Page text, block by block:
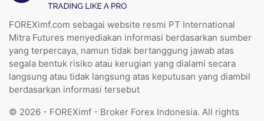
FOREXimf.com sebagai website resmi PT International
Mitra Futures menyediakan informasi berdasarkan sumber
yang terpercaya, namun tidak bertanggung jawab atas
segala bentuk risiko atau kerugian yang dialami secara
langsung atau tidak langsung atas keputusan yang diambil
berdasarkan informasi tersebut
© 2026 - FOREXimf - Broker Forex Indonesia. All rights